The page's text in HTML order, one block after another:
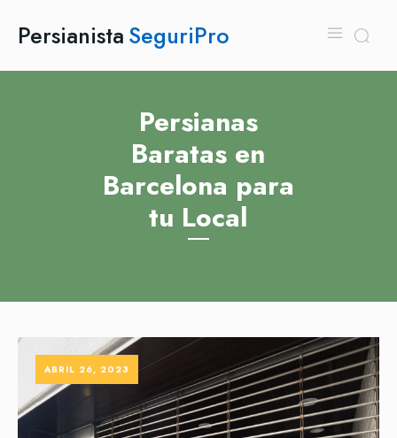
PersianistaSeguriPro
Persianas
Baratas en
Barcelona para
tu Local
ABRIL 26, 2023